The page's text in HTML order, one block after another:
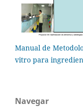
Manual de
vitro para
Navegar